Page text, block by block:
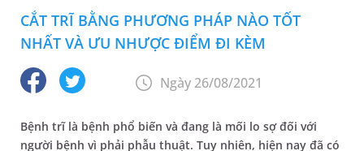
CẮT TRĨ BẰNG PHƯƠNG PHÁP NÀO TỐT
NHẤT VÀ ƯU NHƯỢC ĐIỂM ĐI KÈM
Ngày 26/08/2021
Bệnh trĩ là bệnh phổ biến và đang là mối lo sợ đối với
người bệnh vì phải phẫu thuật. Tuy nhiên, hiện nay đã có